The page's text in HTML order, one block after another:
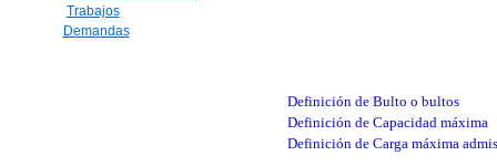
Trabajos
Demandas
Definición de Bulto o bultos
Definición de Capacidad máxima
Definición de Carga máxima